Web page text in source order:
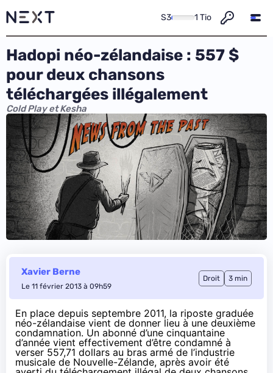
S3 1 Tio
Hadopi néo-zélandaise : 557 $
pour deux chansons
téléchargées illégalement
Cold Play et Kesha
Xavier Berne
Le 11 février 2013 à 09h59
Droit 3 min
En place depuis septembre 2011, la riposte graduée
néo-zélandaise vient de donner lieu à une deuxième
condamnation. Un abonné d’une cinquantaine
d’année vient effectivement d’être condamné à
verser 557,71 dollars au bras armé de l’industrie
musicale de Nouvelle-Zélande, après avoir été